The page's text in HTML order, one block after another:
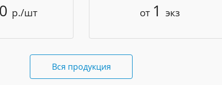
р./шт от 1 экз
Вся продукция